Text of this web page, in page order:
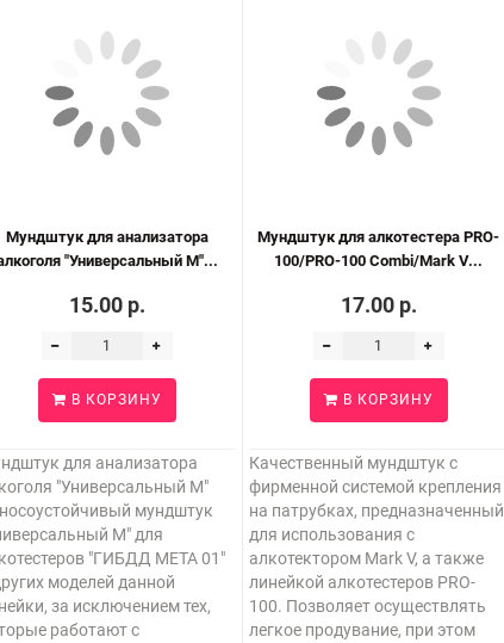
Мундштук для анализатора
"Универсальный М"...
15.00 р.
В КОРЗИНУ
для анализатора
"Универсальный М"
мундштук
М" для
"ГИБДД МЕТА 01"
моделей данной
за исключением тех,
работают с
Мундштук для алкотестера PRO-
100/PRO-100 Combi/Mark V...
17.00 р.
В КОРЗИНУ
Качественный мундштук с
фирменной системой крепления
на патрубках, предназначенный
для использования с
алкотектором Mark V, а также
линейкой алкотестеров PRO-
100. Позволяет осуществлять
легкое продувание, при этом